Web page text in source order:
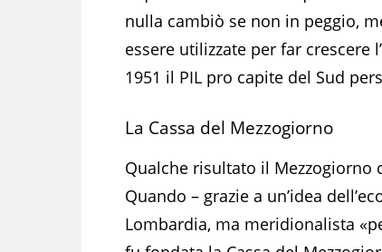
nulla cambiò se non in peggio,
essere utilizzate per far crescere
1951 il PIL pro capite del Sud
La Cassa del Mezzogiorno
Qualche risultato il Mezzogiorno
Quando – grazie a un’idea
Lombardia, ma meridionalista